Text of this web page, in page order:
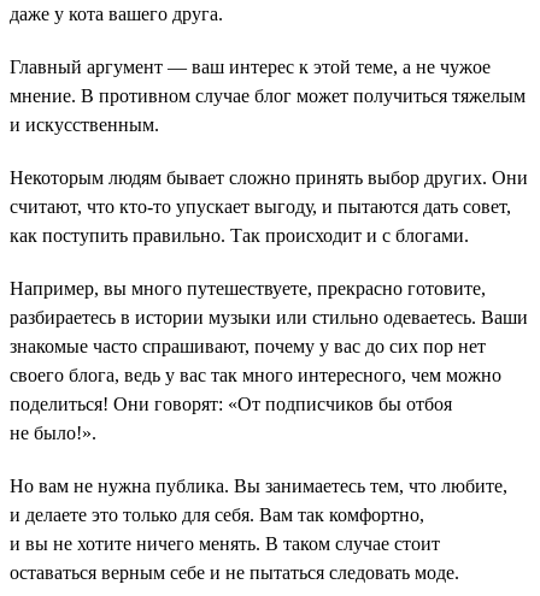
даже у кота вашего друга.
Главный аргумент — ваш интерес к этой теме, а не чужое
мнение. В противном случае блог может получиться тяжелым
и искусственным.
Некоторым людям бывает сложно принять выбор других. Они
считают, что кто-то упускает выгоду, и пытаются дать совет,
как поступить правильно. Так происходит и с блогами.
Например, вы много путешествуете, прекрасно готовите,
разбираетесь в истории музыки или стильно одеваетесь. Ваши
знакомые часто спрашивают, почему у вас до сих пор нет
своего блога, ведь у вас так много интересного, чем можно
поделиться! Они говорят: «От подписчиков бы отбоя
не было!».
Но вам не нужна публика. Вы занимаетесь тем, что любите,
и делаете это только для себя. Вам так комфортно,
и вы не хотите ничего менять. В таком случае стоит
оставаться верным себе и не пытаться следовать моде.